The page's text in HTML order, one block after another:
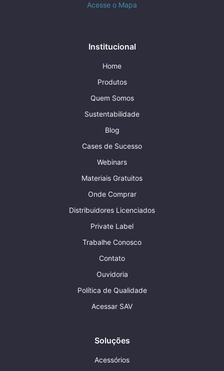
Acesse o Mapa
Institucional
Home
Produtos
Quem Somos
Sustentabilidade
Blog
Cases de Sucesso
Webinars
Materiais Gratuitos
Onde Comprar
Distribuidores Licenciados
Private Label
Trabalhe Conosco
Contato
Ouvidoria
Política de Qualidade
Acessar SAV
Soluções
Acessórios